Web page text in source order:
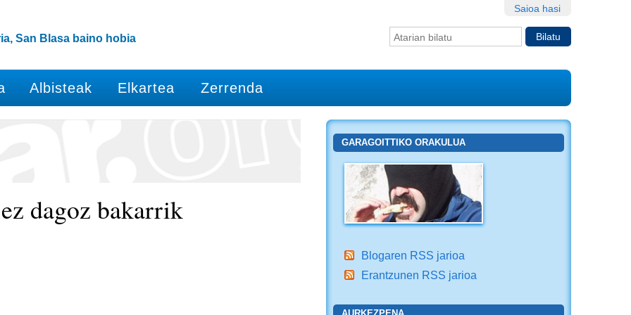
Saioa hasi
Bilatu atarian
San Blasa baino hobia
Albisteak Elkartea Zerrenda
dagoz bakarrik
GARAGOITTIKO ORAKULUA
Blogaren RSS jarioa
Erantzunen RSS jarioa